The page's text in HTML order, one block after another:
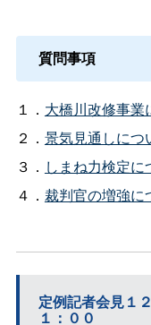
質問事項
１． 大橋川改修事業
２． 景気見通しにつ
３． しまね力検定に
４． 裁判官の増強に
定例記者会見１
１：００